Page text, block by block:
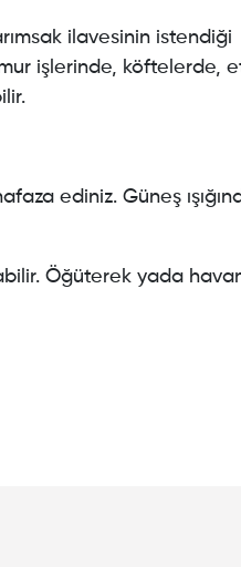
ilavesinin istendiği
işlerinde, köftelerde,
ediniz. Güneş
Öğüterek yada